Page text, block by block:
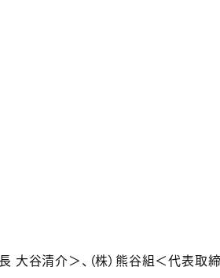
大谷清介＞、（株）熊谷組＜代表